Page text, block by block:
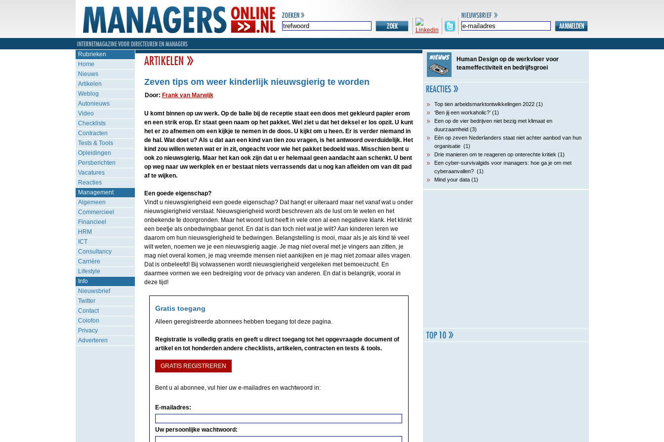
Rubrieken
Home
Nieuws
Artikelen
Weblog
Autonieuws
Video
Checklists
Contracten
Tests & Tools
Opleidingen
Persberichten
Vacatures
Reacties
Management
Algemeen
Commercieel
Financieel
HRM
ICT
Consultancy
Carrière
Lifestyle
Info
Nieuwsbrief
Twitter
Contact
Colofon
Privacy
Adverteren
Zeven tips om weer kinderlijk nieuwsgierig te worden
Door: Frank van Marwijk
U komt binnen op uw werk. Op de balie bij de receptie staat een doos met gekleurd papier erom
en een strik erop. Er staat geen naam op het pakket. Wel ziet u dat het deksel er los opzit. U kunt
het er zo afnemen om een kijkje te nemen in de doos. U kijkt om u heen. Er is verder niemand in
de hal. Wat doet u? Als u dat aan een kind van tien zou vragen, is het antwoord overduidelijk. Het
kind zou willen weten wat er in zit, ongeacht voor wie het pakket bedoeld was. Misschien bent u
ook zo nieuwsgierig. Maar het kan ook zijn dat u er helemaal geen aandacht aan schenkt. U bent
op weg naar uw werkplek en er bestaat niets verrassends dat u nog kan afleiden om van dit pad
af te wijken.
Een goede eigenschap?
Vindt u nieuwsgierigheid een goede eigenschap? Dat hangt er uiteraard maar net vanaf wat u onder
nieuwsgierigheid verstaat. Nieuwsgierigheid wordt beschreven als de lust om te weten en het
onbekende te doorgronden. Maar het woord lust heeft in vele oren al een negatieve klank. Het klinkt
een beetje als onbedwingbaar genot. En dat is dan toch niet wat je wilt? Aan kinderen leren we
daarom om hun nieuwsgierigheid te bedwingen. Belangstelling is mooi, maar als je als kind té veel
wilt weten, noemen we je een nieuwsgierig aagje. Je mag niet overal met je vingers aan zitten, je
mag niet overal komen, je mag vreemde mensen niet aankijken en je mag niet zomaar alles vragen.
Dat is onbeleefd! Bij volwassenen wordt nieuwsgierigheid vergeleken met bemoeizucht. En
daarmee vormen we een bedreiging voor de privacy van anderen. En dat is belangrijk, vooral in
deze tijd!
Gratis toegang
Alleen geregistreerde abonnees hebben toegang tot deze pagina.
Registratie is volledig gratis en geeft u direct toegang tot het opgevraagde document of
artikel en tot honderden andere checklists, artikelen, contracten en tests & tools.
GRATIS REGISTREREN
Bent u al abonnee, vul hier uw e-mailadres en wachtwoord in:
E-mailadres:
Uw persoonlijke wachtwoord:
Human Design op de werkvloer voor
teameffectiviteit en bedrijfsgroei
Top tien arbeidsmarktontwikkelingen 2022 (1)
‘Ben jij een workaholic?’ (1)
Een op de vier bedrijven niet bezig met klimaat en
duurzaamheid (3)
Eén op zeven Nederlanders staat niet achter aanbod van hun
organisatie (1)
Drie manieren om te reageren op onterechte kritiek (1)
Een cyber-survivalgids voor managers: hoe ga je om met
cyberaanvallen? (1)
Mind your data (1)